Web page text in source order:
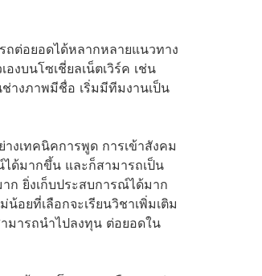
ต่อยอดได้หลากหลายแนวทาง
งบนโซเชี่ยลเน็ตเวิร์ค เช่น
างภาพมีชื่อ เริ่มมีทีมงานเป็น
งเทคนิคการพูด การเข้าสังคม
ได้มากขึ้น และก็สามารถเป็น
ก ยิ่งเก็บประสบการณ์ได้มาก
อยที่เลือกจะเรียนวิชาเพิ่มเติม
มารถนำไปลงทุน ต่อยอดใน